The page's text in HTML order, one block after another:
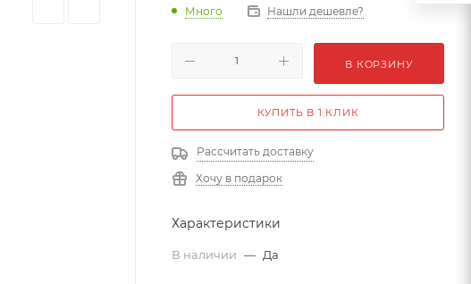
Много Нашли дешевле?
В КОРЗИНУ
КУПИТЬ В 1 КЛИК
Рассчитать доставку
Хочу в подарок
Характеристики
В наличии — Да